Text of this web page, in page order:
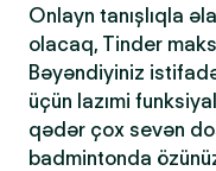
Onlayn tanışlıqla
olacaq, Tinder
Bəyəndiyiniz
üçün lazımi
qədər çox sevən
badmintonda